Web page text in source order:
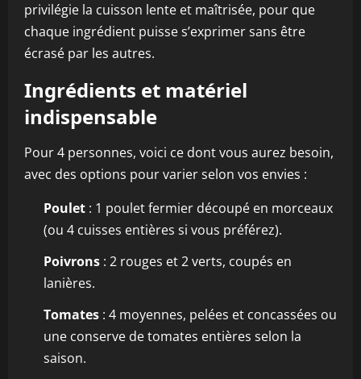
privilégie la cuisson lente et maîtrisée, pour que
chaque ingrédient puisse s’exprimer sans être
écrasé par les autres.
Ingrédients et matériel
indispensable
Pour 4 personnes, voici ce dont vous aurez besoin,
avec des options pour varier selon vos envies :
Poulet : 1 poulet fermier découpé en morceaux
(ou 4 cuisses entières si vous préférez).
Poivrons : 2 rouges et 2 verts, coupés en
lanières.
Tomates : 4 moyennes, pelées et concassées ou
une conserve de tomates entières selon la
saison.